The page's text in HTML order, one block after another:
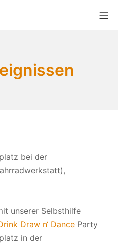
e.V.
bei der
unserer Selbsthilfe
Draw n‘ Dance Party
in der